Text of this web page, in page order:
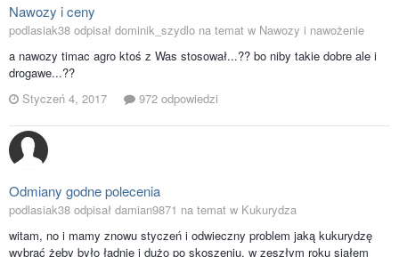
Nawozy i ceny
podlasiak38 odpisał dominik_szydlo na temat w Nawozy i nawożenie
a nawozy timac agro ktoś z Was stosował...?? bo niby takie dobre ale i
drogawe...??
Styczeń 4, 2017
972 odpowiedzi
Odmiany godne polecenia
podlasiak38 odpisał damian9871 na temat w Kukurydza
witam, no i mamy znowu styczeń i odwieczny problem jaką kukurydzę
wybrać żeby było ładnie i dużo po skoszeniu. w zeszłym roku siałem